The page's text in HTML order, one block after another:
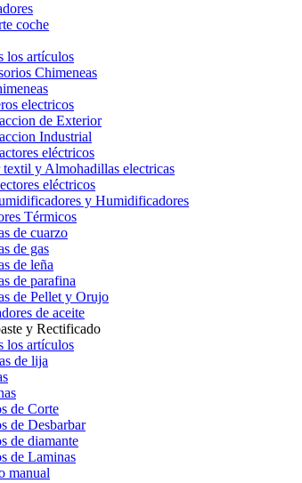
coche
los artículos
Chimeneas
electricos
de Exterior
Industrial
eléctricos
textil y Almohadillas electricas
eléctricos
y Humidificadores
Térmicos
de cuarzo
de gas
de leña
de parafina
de Pellet y Orujo
de aceite
y Rectificado
los artículos
de lija
de Corte
de Desbarbar
de diamante
de Laminas
manual